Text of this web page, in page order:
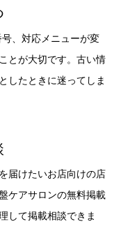
、対応メニューが変
とが大切です。古い情
したときに迷ってしま
届けたいお店向けの店
ケアサロンの無料掲載
して掲載相談できま